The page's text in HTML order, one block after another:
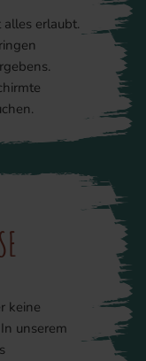
erlaubt.
keine
unserem